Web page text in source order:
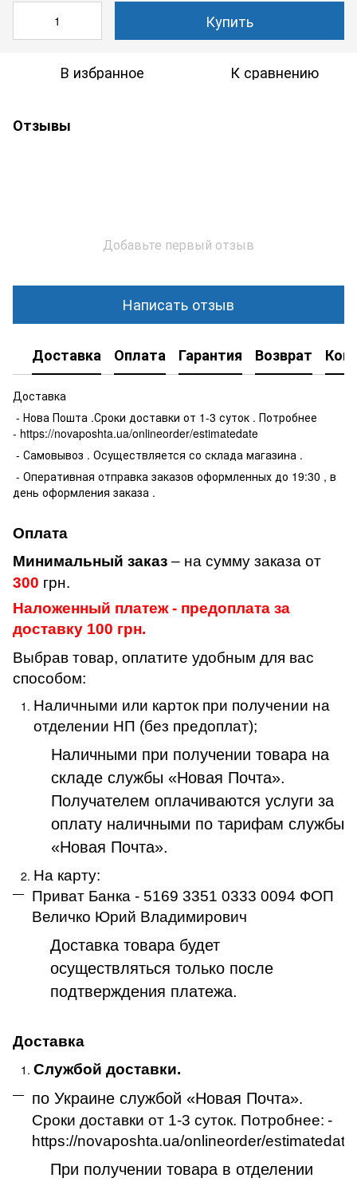
Купить
В избранное К сравнению
Отзывы
Добавьте первый отзыв
Написать отзыв
Доставка Оплата Гарантия Возврат
Доставка
- Нова Пошта .Сроки доставки от 1-3 суток . Потробнее
- https://novaposhta.ua/onlineorder/estimatedate
- Самовывоз . Осуществляется со склада магазина .
- Оперативная отправка заказов оформленных до 19:30 , в
день оформления заказа .
Оплата
Минимальный заказ – на сумму заказа от
300 грн.
Наложенный платеж - предоплата за
доставку 100 грн.
Выбрав товар, оплатите удобным для вас
способом:
Наличными или карток при получении на
отделении НП (без предоплат);
Наличными при получении товара на
складе службы «Новая Почта».
Получателем оплачиваются услуги за
оплату наличными по тарифам службы
«Новая Почта».
На карту:
Приват Банка - 5169 3351 0333 0094 ФОП
Величко Юрий Владимирович
Доставка товара будет
осуществляться только после
подтверждения платежа.
Доставка
Службой доставки.
по Украине службой «Новая Почта».
Сроки доставки от 1-3 суток. Потробнее: -
https://novaposhta.ua/onlineorder/estimatedate
При получении товара в отделении